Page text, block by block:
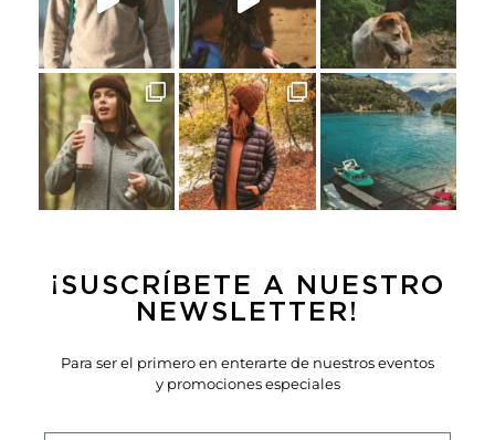
¡SUSCRÍBETE A NUESTRO
NEWSLETTER!
Para ser el primero en enterarte de nuestros eventos
y promociones especiales